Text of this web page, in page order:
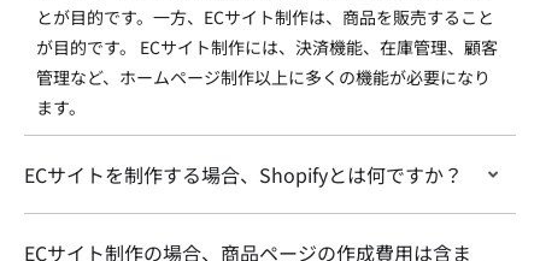
とが目的です。一方、ECサイト制作は、商品を販売すること
が目的です。 ECサイト制作には、決済機能、在庫管理、顧客
管理など、ホームページ制作以上に多くの機能が必要になり
ます。
ECサイトを制作する場合、Shopifyとは何ですか？
ECサイト制作の場合、商品ページの作成費用は含ま